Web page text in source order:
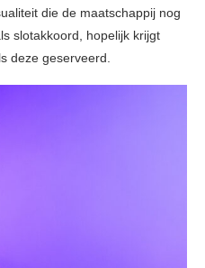
die de maatschappij nog
slotakkoord, hopelijk krijgt
deze geserveerd.